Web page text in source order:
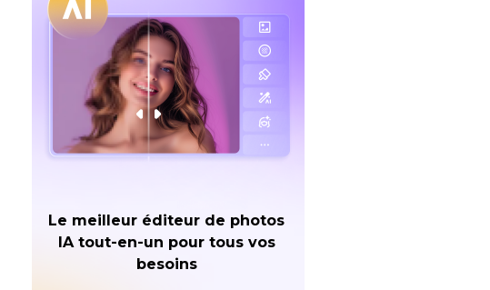
Le meilleur éditeur de photos
IA tout-en-un pour tous vos
besoins